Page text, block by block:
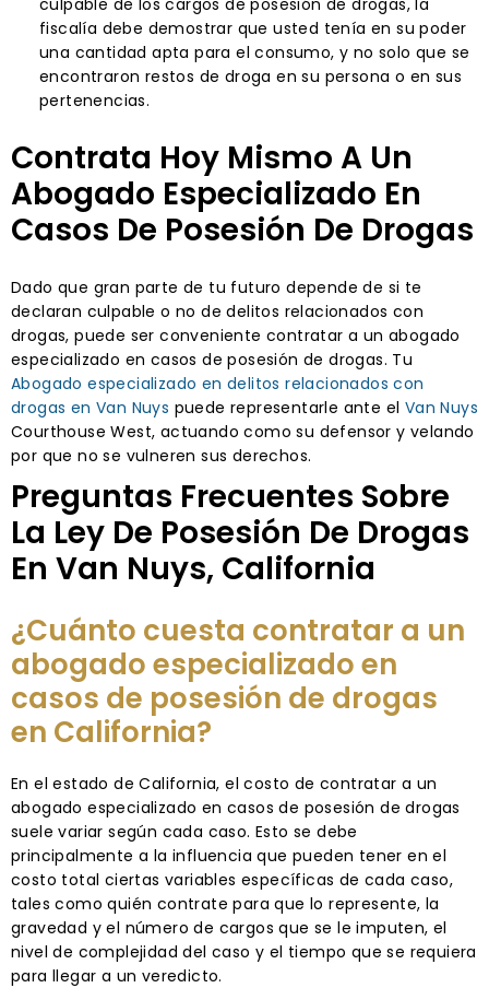
fiscalía debe demostrar que usted tenía en su poder
una cantidad apta para el consumo, y no solo que se
encontraron restos de droga en su persona o en sus
pertenencias.
Contrata Hoy Mismo A Un
Abogado Especializado En
Casos De Posesión De Drogas
Dado que gran parte de tu futuro depende de si te
declaran culpable o no de delitos relacionados con
drogas, puede ser conveniente contratar a un abogado
especializado en casos de posesión de drogas. Tu
Abogado especializado en delitos relacionados con
drogas en Van Nuys puede representarle ante el Van Nuys
Courthouse West, actuando como su defensor y velando
por que no se vulneren sus derechos.
Preguntas Frecuentes Sobre
La Ley De Posesión De Drogas
En Van Nuys, California
¿Cuánto cuesta contratar a un
abogado especializado en
casos de posesión de drogas
en California?
En el estado de California, el costo de contratar a un
abogado especializado en casos de posesión de drogas
suele variar según cada caso. Esto se debe
principalmente a la influencia que pueden tener en el
costo total ciertas variables específicas de cada caso,
tales como quién contrate para que lo represente, la
gravedad y el número de cargos que se le imputen, el
nivel de complejidad del caso y el tiempo que se requiera
para llegar a un veredicto.